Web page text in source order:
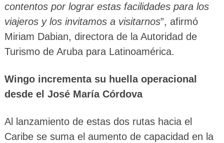
contentos por lograr estas facilidades para los
viajeros y los invitamos a visitarnos”, afirmó
Miriam Dabian, directora de la Autoridad de
Turismo de Aruba para Latinoamérica.
Wingo incrementa su huella operacional
desde el José María Córdova
Al lanzamiento de estas dos rutas hacia el
Caribe se suma el aumento de capacidad en la